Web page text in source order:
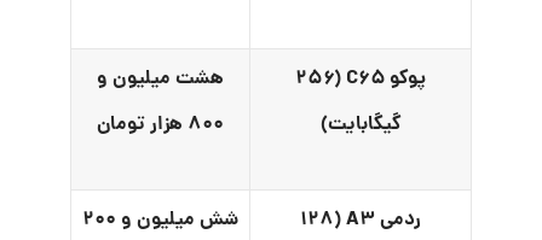
پوکو C۶۵ (۲۵۶
گیگابایت)
هشت میلیون و
۸۰۰ هزار تومان
ردمی A۳ (۱۲۸
شش میلیون و ۲۰۰